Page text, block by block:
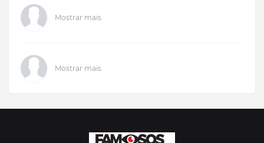
Mostrar mais
Mostrar mais